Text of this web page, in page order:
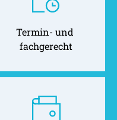
Termin- und
fachgerecht